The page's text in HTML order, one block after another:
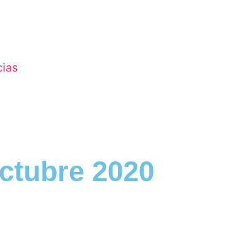
2020